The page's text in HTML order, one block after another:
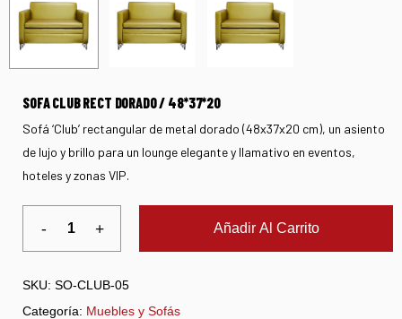
SOFA CLUB RECT DORADO / 48*37*20
Sofá ‘Club’ rectangular de metal dorado (48x37x20 cm), un asiento
de lujo y brillo para un lounge elegante y llamativo en eventos,
hoteles y zonas VIP.
Añadir Al Carrito
SKU: SO-CLUB-05
Categoría: Muebles y Sofás